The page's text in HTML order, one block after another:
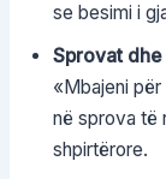
se besimi i
Sprovat
«Mbajeni
në sprova të
shpirtërore.